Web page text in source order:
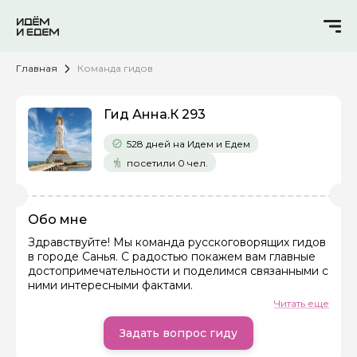
Главная Команда гидов
Гид Анна.К 293
528 дней на Идем и Едем
посетили 0 чел.
Обо мне
Здравствуйте! Мы команда русскоговорящих гидов
в городе Санья. С радостью покажем вам главные
достопримечательности и поделимся связанными с
ними интересными фактами.
Читать еще
Задать вопрос гиду
Задайте свой вопрос гиду
Как вас зовут
Ваша электронная почта